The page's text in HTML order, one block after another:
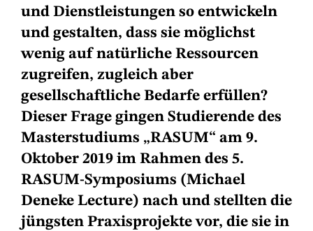
und Dienstleistungen so entwickeln
und gestalten, dass sie möglichst
wenig auf natürliche Ressourcen
zugreifen, zugleich aber
gesellschaftliche Bedarfe erfüllen?
Dieser Frage gingen Studierende des
Masterstudiums „RASUM“ am 9.
Oktober 2019 im Rahmen des 5.
RASUM-Symposiums (Michael
Deneke Lecture) nach und stellten die
jüngsten Praxisprojekte vor, die sie in